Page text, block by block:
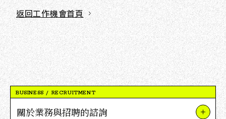
返回工作機會首頁
BUSINESS / RECRUITMENT
關於業務與招聘的諮詢